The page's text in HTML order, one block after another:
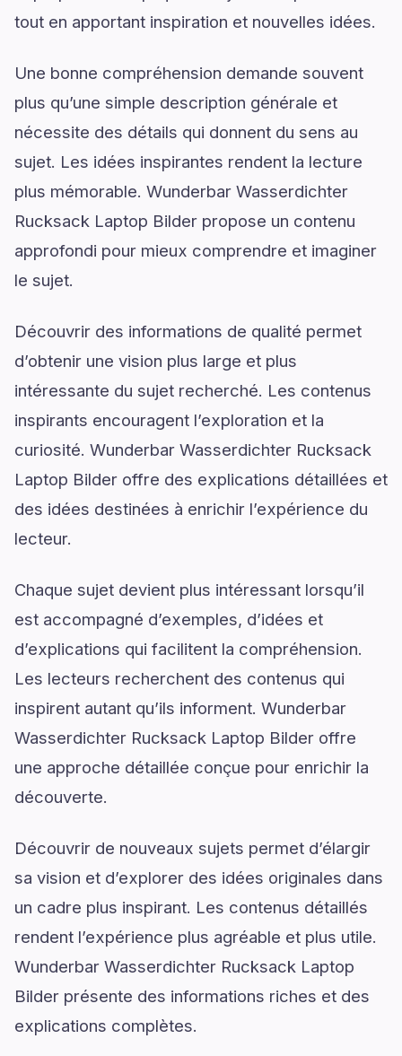
tout en apportant inspiration et nouvelles idées.
Une bonne compréhension demande souvent
plus qu’une simple description générale et
nécessite des détails qui donnent du sens au
sujet. Les idées inspirantes rendent la lecture
plus mémorable. Wunderbar Wasserdichter
Rucksack Laptop Bilder propose un contenu
approfondi pour mieux comprendre et imaginer
le sujet.
Découvrir des informations de qualité permet
d’obtenir une vision plus large et plus
intéressante du sujet recherché. Les contenus
inspirants encouragent l’exploration et la
curiosité. Wunderbar Wasserdichter Rucksack
Laptop Bilder offre des explications détaillées et
des idées destinées à enrichir l’expérience du
lecteur.
Chaque sujet devient plus intéressant lorsqu’il
est accompagné d’exemples, d’idées et
d’explications qui facilitent la compréhension.
Les lecteurs recherchent des contenus qui
inspirent autant qu’ils informent. Wunderbar
Wasserdichter Rucksack Laptop Bilder offre
une approche détaillée conçue pour enrichir la
découverte.
Découvrir de nouveaux sujets permet d’élargir
sa vision et d’explorer des idées originales dans
un cadre plus inspirant. Les contenus détaillés
rendent l’expérience plus agréable et plus utile.
Wunderbar Wasserdichter Rucksack Laptop
Bilder présente des informations riches et des
explications complètes.